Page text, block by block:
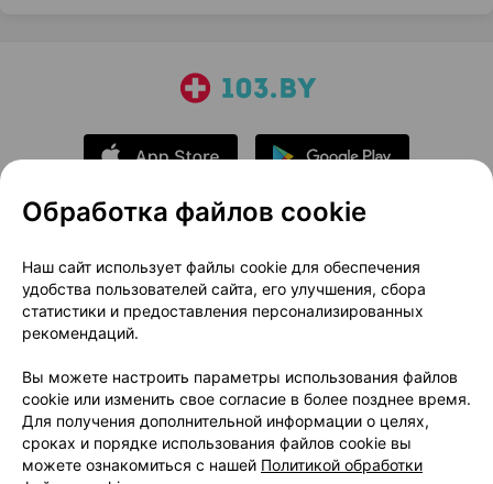
О проекте
Новости проекта
Размещение рекламы
Медицинский маркетинг
Публичный договор
Доставка
Способы оплаты
Вакансии
Партнеры
Написать руководителю 103.by
Написать в поддержку
Персональные настройки Cookie
Обработка файлов cookie
Наш сайт использует файлы cookie для обеспечения
удобства пользователей сайта, его улучшения, сбора
статистики и предоставления персонализированных
рекомендаций.
Вы можете настроить параметры использования файлов
cookie или изменить свое согласие в более позднее время.
Для получения дополнительной информации о целях,
сроках и порядке использования файлов cookie вы
можете ознакомиться с нашей Политикой обработки